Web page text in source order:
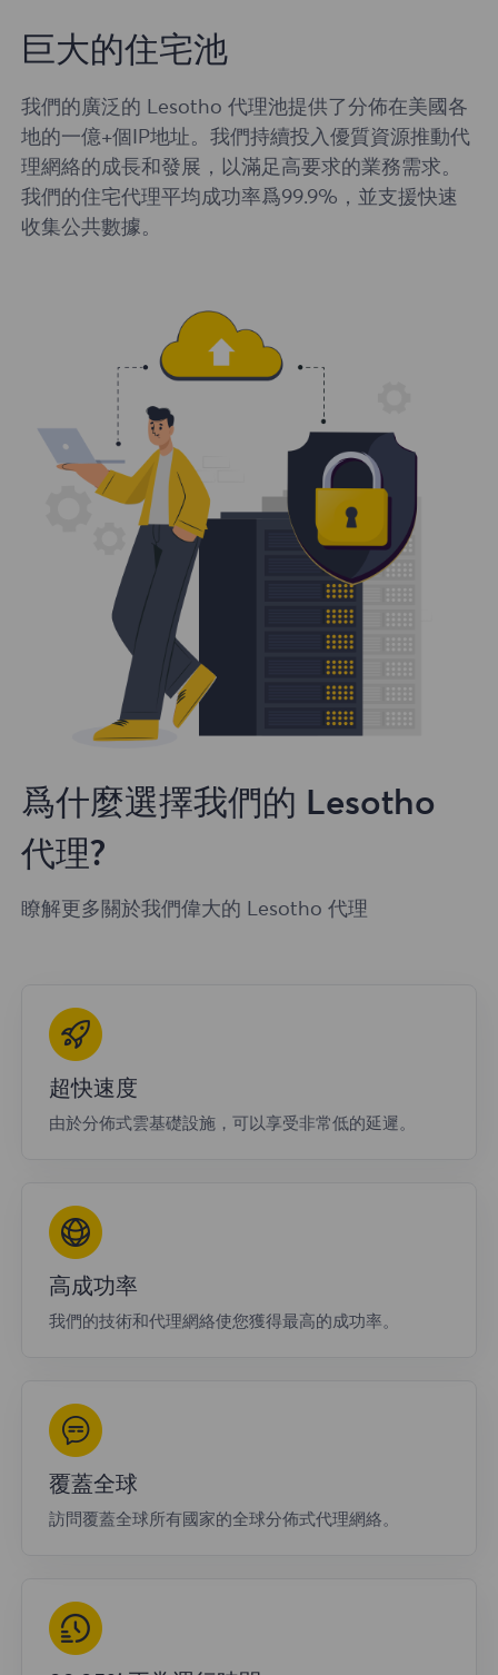
巨大的住宅池
我們的廣泛的 Lesotho 代理池提供了分佈在美國各
地的一億+個IP地址。我們持續投入優質資源推動代
理網絡的成長和發展，以滿足高要求的業務需求。
我們的住宅代理平均成功率爲99.9%，並支援快速
收集公共數據。
爲什麼選擇我們的 Lesotho
代理?
瞭解更多關於我們偉大的 Lesotho 代理
超快速度
由於分佈式雲基礎設施，可以享受非常低的延遲。
高成功率
我們的技術和代理網絡使您獲得最高的成功率。
覆蓋全球
訪問覆蓋全球所有國家的全球分佈式代理網絡。